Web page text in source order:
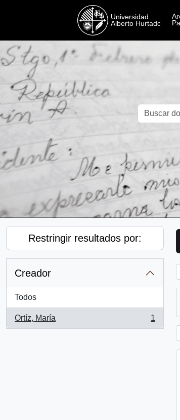
Restringir resultados por:
Creador
Todos
Ortíz, María
, 1 resultados
1